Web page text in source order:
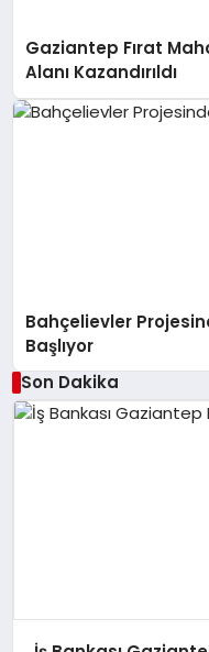
Gaziantep Fırat
Alanı Kazandırıldı
Bahçelievler
Başlıyor
Son Dakika